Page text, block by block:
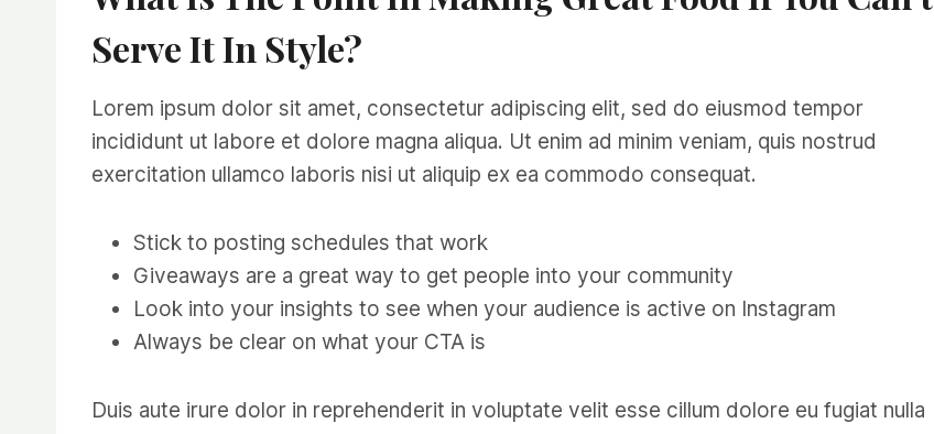
Serve It In Style?
Lorem ipsum dolor sit amet, consectetur adipiscing elit, sed do eiusmod tempor
incididunt ut labore et dolore magna aliqua. Ut enim ad minim veniam, quis nostrud
exercitation ullamco laboris nisi ut aliquip ex ea commodo consequat.
Stick to posting schedules that work
Giveaways are a great way to get people into your community
Look into your insights to see when your audience is active on Instagram
Always be clear on what your CTA is
Duis aute irure dolor in reprehenderit in voluptate velit esse cillum dolore eu fugiat nulla